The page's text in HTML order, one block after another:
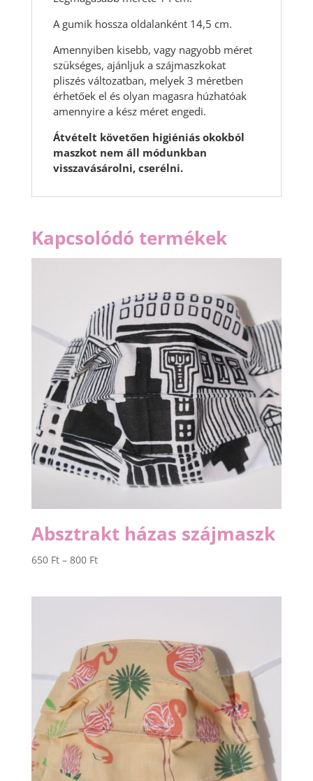
A gumik hossza oldalanként 14,5 cm.
Amennyiben kisebb, vagy nagyobb méret
szükséges, ajánljuk a szájmaszkokat
pliszés változatban, melyek 3 méretben
érhetőek el és olyan magasra húzhatóak
amennyire a kész méret engedi.
Átvételt követően higiéniás okokból
maszkot nem áll módunkban
visszavásárolni, cserélni.
Kapcsolódó termékek
Absztrakt házas szájmaszk
650 Ft – 800 FtÁrtartomány: